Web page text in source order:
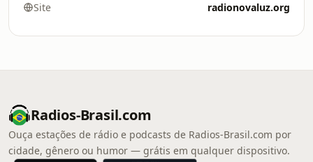
Site radionovaluz.org
Radios-Brasil.com
Ouça estações de rádio e podcasts de Radios-Brasil.com por
cidade, gênero ou humor — grátis em qualquer dispositivo.